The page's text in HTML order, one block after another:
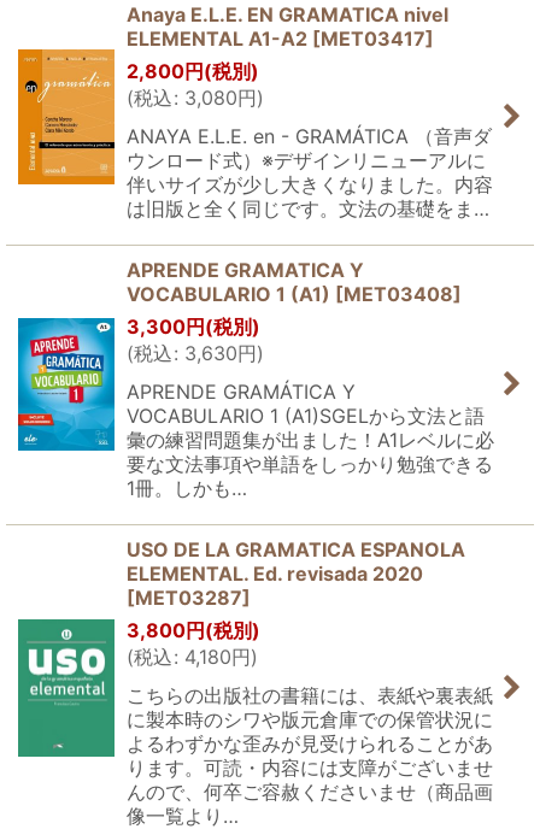
Anaya E.L.E. EN GRAMATICA nivel
ELEMENTAL A1-A2 [MET03417]
2,800円(税別)
(税込: 3,080円)
ANAYA E.L.E. en - GRAMÁTICA （音声ダ
ウンロード式）※デザインリニューアルに
伴いサイズが少し大きくなりました。内容
は旧版と全く同じです。文法の基礎をま…
APRENDE GRAMATICA Y
VOCABULARIO 1 (A1) [MET03408]
3,300円(税別)
(税込: 3,630円)
APRENDE GRAMÁTICA Y
VOCABULARIO 1 (A1)SGELから文法と語
彙の練習問題集が出ました！A1レベルに必
要な文法事項や単語をしっかり勉強できる
1冊。しかも…
USO DE LA GRAMATICA ESPANOLA
ELEMENTAL. Ed. revisada 2020
[MET03287]
3,800円(税別)
(税込: 4,180円)
こちらの出版社の書籍には、表紙や裏表紙
に製本時のシワや版元倉庫での保管状況に
よるわずかな歪みが見受けられることがあ
ります。可読・内容には支障がございませ
んので、何卒ご容赦くださいませ（商品画
像一覧より…